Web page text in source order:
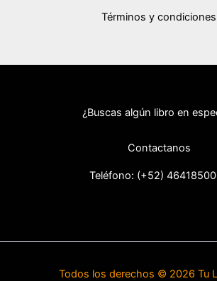
Términos y condiciones
¿Buscas algún libro en
Contactanos
Teléfono: (+52) 46418
Todos los derechos © 2026 Tu